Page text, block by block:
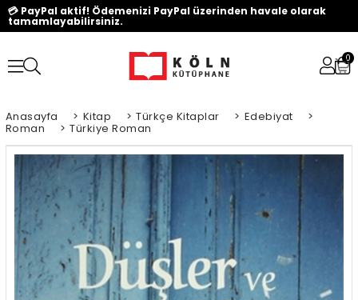
💳 PayPal aktif! Ödemenizi PayPal üzerinden havale olarak
tamamlayabilirsiniz.
0
Anasayfa > Kitap > Türkçe Kitaplar > Edebiyat >
Roman > Türkiye Roman